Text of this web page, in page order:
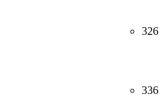
326
336